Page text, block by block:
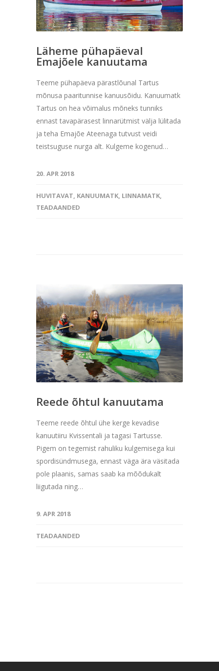
Läheme pühapäeval
Emajõele kanuutama
Teeme pühapäeva pärastlõunal Tartus
mõnusa paaritunnise kanuusõidu. Kanuumatk
Tartus on hea võimalus mõneks tunniks
ennast tavapärasest linnarütmist välja lülitada
ja teha Emajõe Ateenaga tutvust veidi
teistsuguse nurga alt. Kulgeme kogenud…
20. APR 2018
HUVITAVAT, KANUUMATK, LINNAMATK,
TEADAANDED
Reede õhtul kanuutama
Teeme reede õhtul ühe kerge kevadise
kanuutiiru Kvissentali ja tagasi Tartusse.
Pigem on tegemist rahuliku kulgemisega kui
spordisündmusega, ennast väga ära väsitada
pole plaanis, samas saab ka mõõdukalt
liigutada ning…
9. APR 2018
TEADAANDED